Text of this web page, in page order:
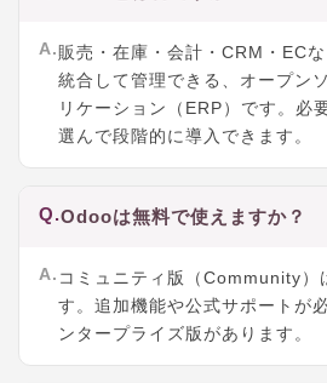
A.販売・在庫・会計・CRM・EC
統合して管理できる、オープン
リケーション（ERP）です。必
選んで段階的に導入できます。
Q.Odooは無料で使えますか？
A. コミュニティ版（Community）
す。追加機能や公式サポートが
ンタープライズ版があります。